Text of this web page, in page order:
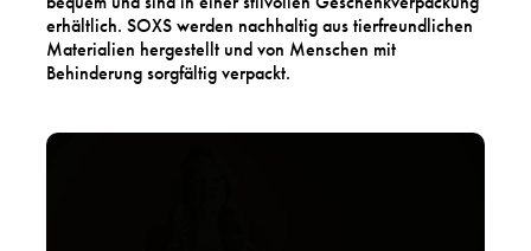
erhältlich. SOXS werden nachhaltig aus tierfreundlichen
Materialien hergestellt und von Menschen mit
Behinderung sorgfältig verpackt.